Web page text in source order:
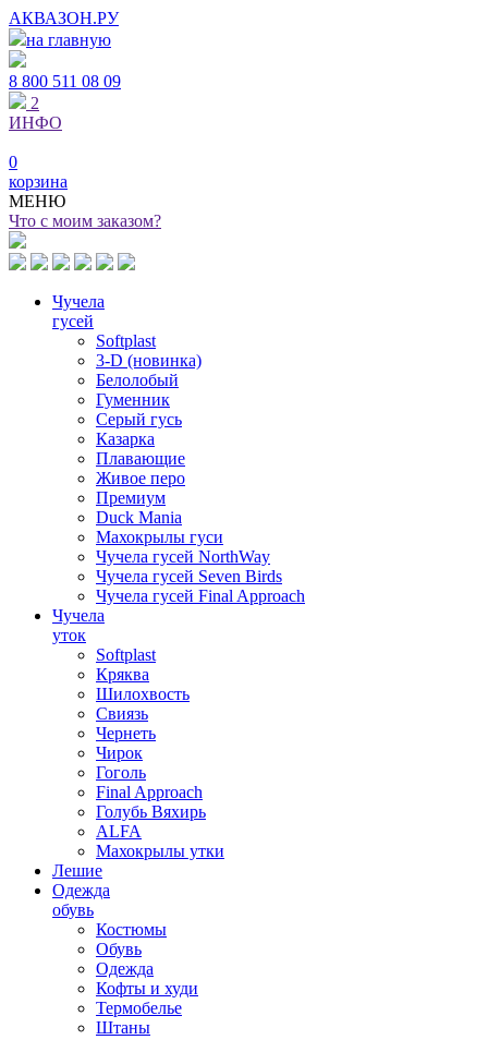
АКВАЗОН.РУ
на главную
8 800 511 08 09
2
ИНФО
0
корзина
МЕНЮ
Что с моим заказом?
Чучела
гусей
Softplast
3-D (новинка)
Белолобый
Гуменник
Серый гусь
Казарка
Плавающие
Живое перо
Премиум
Duck Mania
Махокрылы гуси
Чучела гусей NorthWay
Чучела гусей Seven Birds
Чучела гусей Final Approach
Чучела
уток
Softplast
Кряква
Шилохвость
Свиязь
Чернеть
Чирок
Гоголь
Final Approach
Голубь Вяхирь
ALFA
Махокрылы утки
Лешие
Одежда
обувь
Костюмы
Обувь
Одежда
Кофты и худи
Термобелье
Штаны